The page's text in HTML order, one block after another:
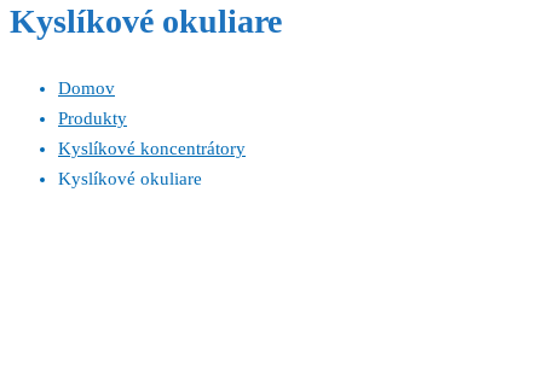
Kyslíkové okuliare
Domov
Produkty
Kyslíkové koncentrátory
Kyslíkové okuliare